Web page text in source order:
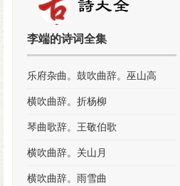
李端的诗词全集
乐府杂曲。鼓吹曲辞。巫山高
横吹曲辞。折杨柳
琴曲歌辞。王敬伯歌
横吹曲辞。关山月
横吹曲辞。雨雪曲